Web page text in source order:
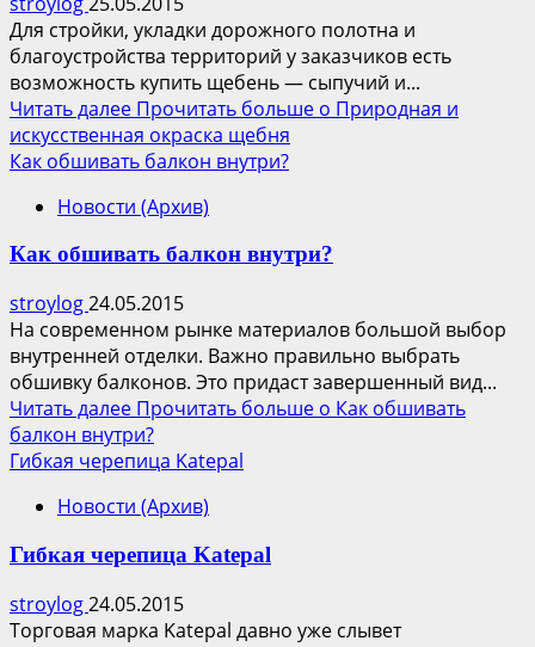
Для стройки, укладки дорожного полотна и
благоустройства территорий у заказчиков есть
возможность купить щебень — сыпучий и...
Читать далее Прочитать больше о Природная и
искусственная окраска щебня
Как обшивать балкон внутри?
Новости (Архив)
Как обшивать балкон внутри?
stroylog24.05.2015
На современном рынке материалов большой выбор
внутренней отделки. Важно правильно выбрать
обшивку балконов. Это придаст завершенный вид...
Читать далее Прочитать больше о Как обшивать
балкон внутри?
Гибкая черепица Katepal
Новости (Архив)
Гибкая черепица Katepal
stroylog24.05.2015
Торговая марка Katepal давно уже слывет